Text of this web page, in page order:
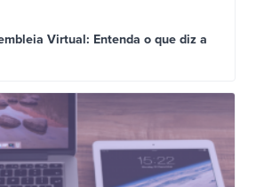
Virtual: Entenda o que diz a